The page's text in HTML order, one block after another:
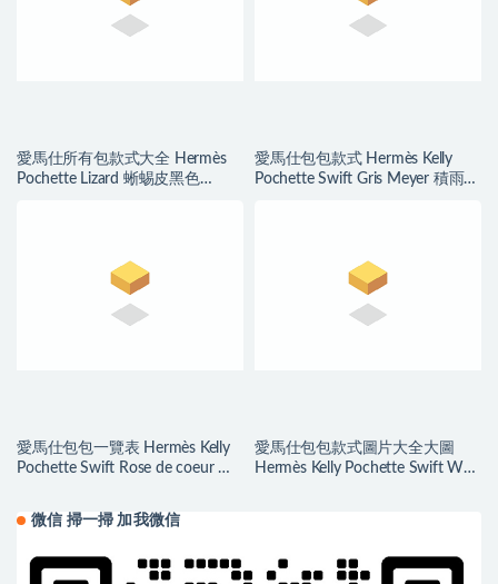
愛馬仕所有包款式大全 Hermès
Pochette Lizard 蜥蜴皮黑色
愛馬仕包包款式 Hermès Kelly
Pochette Swift Gris Meyer 積雨雲
愛馬仕包包一覽表 Hermès Kelly
Pochette Swift Rose de coeur 心
愛馬仕包包款式圖片大全大圖
Hermès Kelly Pochette Swift W0
微信 掃一掃 加我微信